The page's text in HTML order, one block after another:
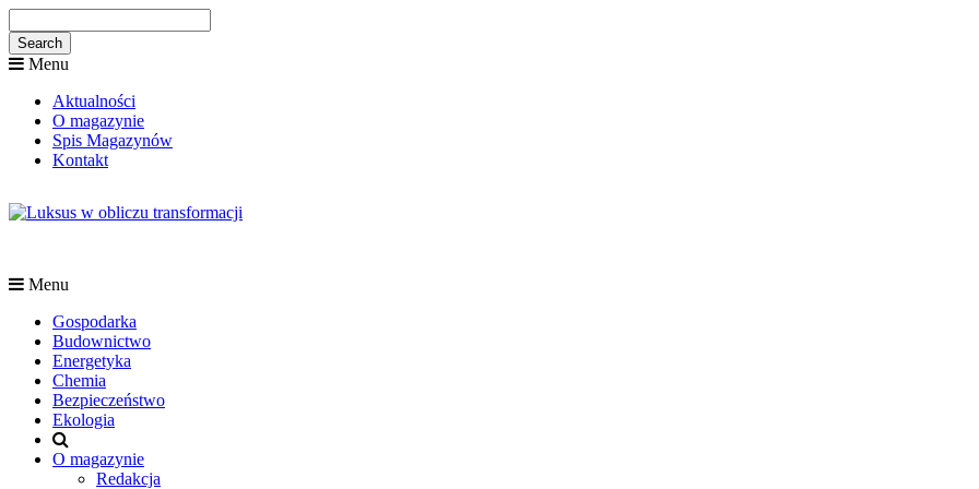
Menu
Aktualności
O magazynie
Spis Magazynów
Kontakt
Menu
Gospodarka
Budownictwo
Energetyka
Chemia
Bezpieczeństwo
Ekologia
O magazynie
Redakcja